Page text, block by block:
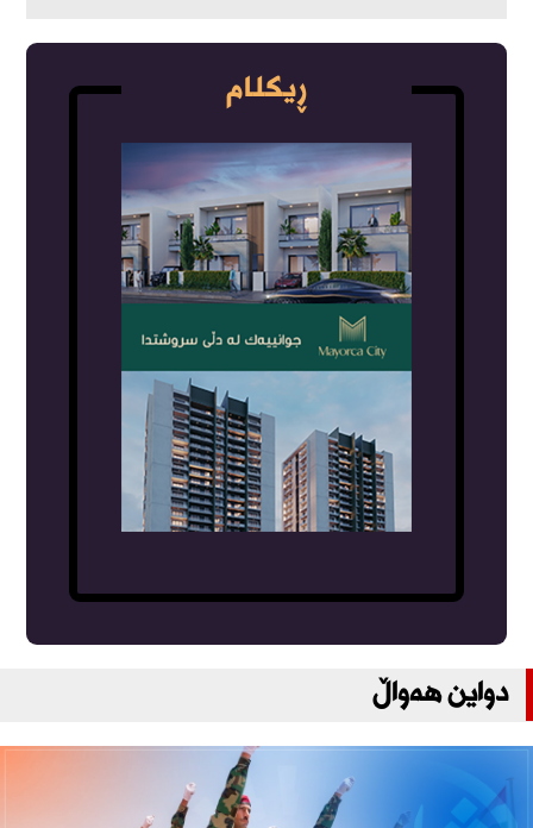
ڕیکلام
دواین هەواڵ